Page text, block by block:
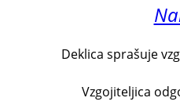
Deklica sprašuje
Vzgojiteljica